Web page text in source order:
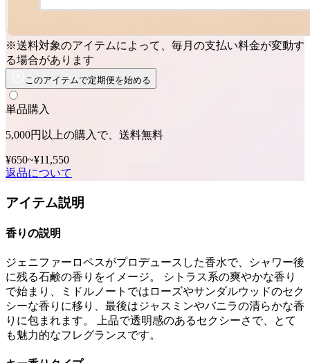
※送料対象のアイテムによって、毎月の支払い料金が変動す
る場合があります
このアイテムで定期便を始める
単品購入
5,000円以上の購入で、送料無料
¥650~¥11,550
返品について
アイテム説明
香りの説明
ジェニファーロペスがプロデュースした香水で、シャワー後
に残る石鹸の香りをイメージ。 シトラス系の爽やかな香り
で始まり、ミドルノートではローズやサンダルウッドのセク
シーな香りに移り、最後はジャスミンやバニラの清らかな香
りに包まれます。 上品で透明感のあるセクシーさで、とて
も魅力的なフレグランスです。